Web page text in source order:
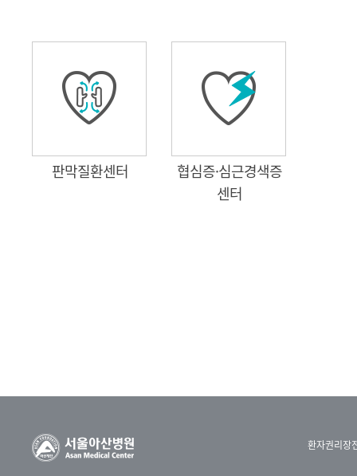
판막질환센터
협심증·심근경색증
센터
환자권리장